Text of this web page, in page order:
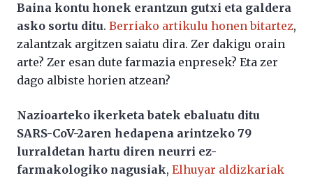
Baina kontu honek erantzun gutxi eta galdera
asko sortu ditu. Berriako artikulu honen bitartez,
zalantzak argitzen saiatu dira. Zer dakigu orain
arte? Zer esan dute farmazia enpresek? Eta zer
dago albiste horien atzean?
Nazioarteko ikerketa batek ebaluatu ditu
SARS-CoV-2aren hedapena arintzeko 79
lurraldetan hartu diren neurri ez-
farmakologiko nagusiak, Elhuyar aldizkariak